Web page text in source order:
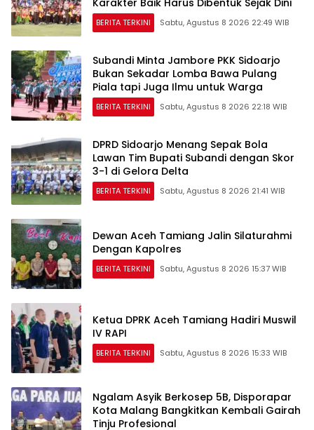
Karakter Baik Harus Dibentuk Sejak Dini
BERITA TERKINI Sabtu, Agustus 8 2026 22:49 WIB
Subandi Minta Jambore PKK Sidoarjo
Bukan Sekadar Lomba Bawa Pulang
Piala tapi Juga Ilmu untuk Warga
BERITA TERKINI Sabtu, Agustus 8 2026 22:18 WIB
DPRD Sidoarjo Menang Sepak Bola
Lawan Tim Bupati Subandi dengan Skor
3-1 di Gelora Delta
BERITA TERKINI Sabtu, Agustus 8 2026 21:41 WIB
Dewan Aceh Tamiang Jalin Silaturahmi
Dengan Kapolres
BERITA TERKINI Sabtu, Agustus 8 2026 15:37 WIB
Ketua DPRK Aceh Tamiang Hadiri Muswil
IV RAPI
BERITA TERKINI Sabtu, Agustus 8 2026 15:33 WIB
Ngalam Asyik Berkosep 5B, Disporapar
Kota Malang Bangkitkan Kembali Gairah
Tinju Profesional